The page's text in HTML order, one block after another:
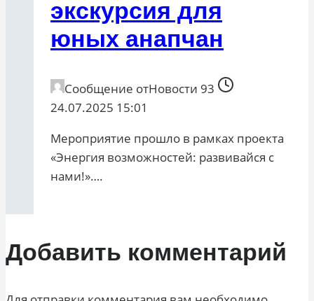
экскурсия для
юных анапчан
Сообщение отНовости 93
24.07.2025 15:01
Мероприятие прошло в рамках проекта
«Энергия возможностей: развивайся с
нами!»….
Добавить комментарий